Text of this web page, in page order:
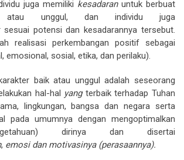
juga memiliki kesadaranuntuk berbuat
atau unggul, dan individu juga
sesuai potensi dan kesadarannya tersebut.
realisasi perkembangan positif sebagai
emosional, sosial, etika, dan perilaku).
baik atau unggul adalah seseorang
hal-hal yang terbaik terhadap Tuhan
lingkungan, bangsa dan negara serta
pada umumnya dengan mengoptimalkan
dirinya dan disertai
, emosi dan motivasinya (perasaannya).